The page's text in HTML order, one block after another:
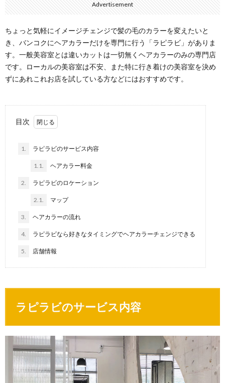
Advertisement
ちょっと気軽にイメージチェンジで髪の毛のカラーを変えたいと
き、バンコクにヘアカラーだけを専門に行う「ラピラビ」がありま
す。一般美容室とは違いカットは一切無くヘアカラーのみの専門店
です。ローカルの美容室は不安、また特に行き着けの美容室を決め
ずにあれこれお店を試している方などにはおすすめです。
目次
1. ラピラビのサービス内容
1.1. ヘアカラー料金
2. ラピラビのロケーション
2.1. マップ
3. ヘアカラーの流れ
4. ラピラビなら好きなタイミングでヘアカラーチェンジできる
5. 店舗情報
ラピラビのサービス内容